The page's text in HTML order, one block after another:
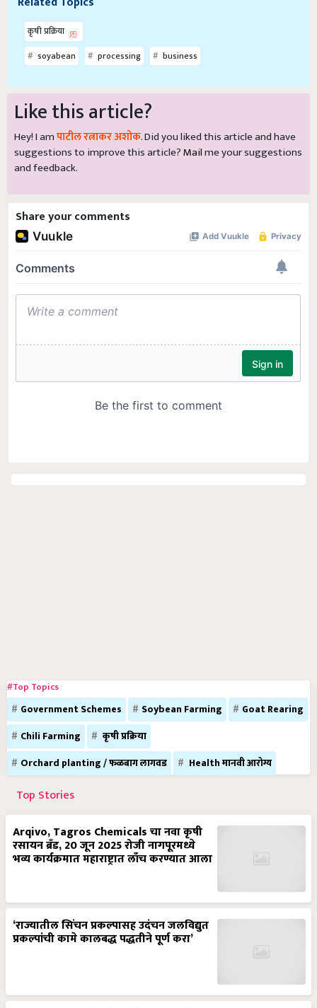
कृषी प्रक्रिया
soyabean
processing business
Like this article?
Hey! I amपाटील रत्नाकर अशोक. Did you liked this article and have
suggestions to improve this article?Mailme your suggestions
and feedback.
Share your comments
#Top Topics
Government Schemes Soybean Farming
Goat Rearing
Chili Farming
कृषी प्रक्रिया
Orchard planting / फळबाग लागवड
Health मानवी आरोग्य
Top Stories
Arqivo, Tagros Chemicals चा नवा कृषी
रसायन ब्रँड, 20 जून 2025 रोजी नागपूरमध्ये
भव्य कार्यक्रमात महाराष्ट्रात लाँच करण्यात आला
‘राज्यातील सिंचन प्रकल्पासह उदंचन जलविद्युत
प्रकल्पांची कामे कालबद्ध पद्धतीने पूर्ण करा’